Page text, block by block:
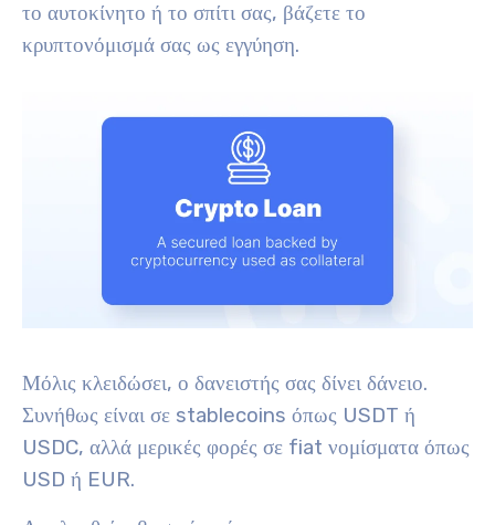
το αυτοκίνητο ή το σπίτι σας, βάζετε το
κρυπτονόμισμά σας ως εγγύηση.
Μόλις κλειδώσει, ο δανειστής σας δίνει δάνειο.
Συνήθως είναι σε stablecoins όπως USDT ή
USDC, αλλά μερικές φορές σε fiat νομίσματα όπως
USD ή EUR.